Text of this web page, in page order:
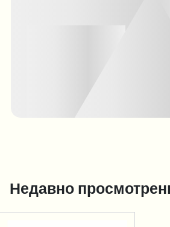
Недавно